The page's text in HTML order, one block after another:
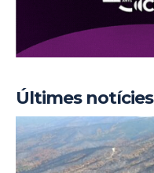
Últimes notícies